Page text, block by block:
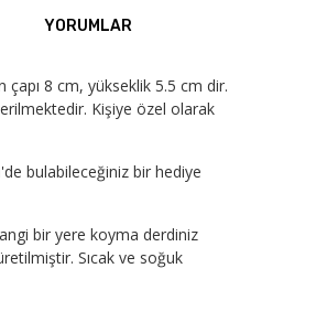
YORUMLAR
çapı 8 cm, yükseklik 5.5 cm dir.
Kişiye özel olarak
bulabileceğiniz bir hediye
bir yere koyma derdiniz
Sıcak ve soğuk